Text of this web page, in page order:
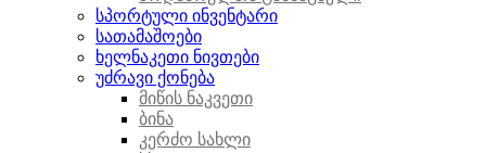
სპორტული ინვენტარი
სათამაშოები
ხელნაკეთი ნივთები
უძრავი ქონება
მიწის ნაკვეთი
ბინა
კერძო სახლი